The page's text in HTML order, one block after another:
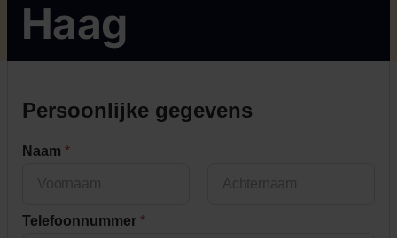
Haag
Persoonlijke gegevens
Naam *
Telefoonnummer *